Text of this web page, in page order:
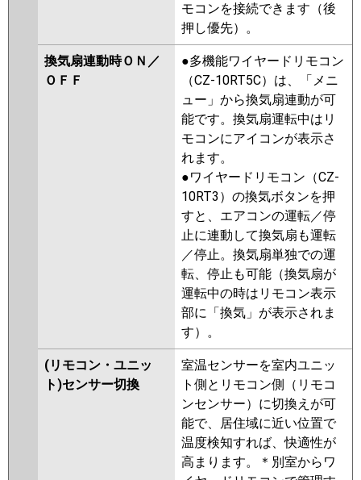
モコンを接続できます（後
押し優先）。
換気扇連動時ＯＮ／
ＯＦＦ
●多機能ワイヤードリモコン
（CZ-10RT5C）は、「メニ
ュー」から換気扇連動が可
能です。換気扇運転中はリ
モコンにアイコンが表示さ
れます。
●ワイヤードリモコン（CZ-
10RT3）の換気ボタンを押
すと、エアコンの運転／停
止に連動して換気扇も運転
／停止。換気扇単独での運
転、停止も可能（換気扇が
運転中の時はリモコン表示
部に「換気」が表示されま
す）。
(リモコン・ユニッ
ト)センサー切換
室温センサーを室内ユニッ
ト側とリモコン側（リモコ
ンセンサー）に切換えが可
能で、居住域に近い位置で
温度検知すれば、快適性が
高まります。＊別室からワ